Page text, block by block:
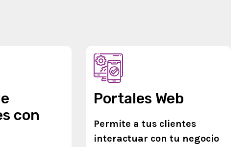
con
Portales Web
Permite a tus clientes
interactuar con tu negocio